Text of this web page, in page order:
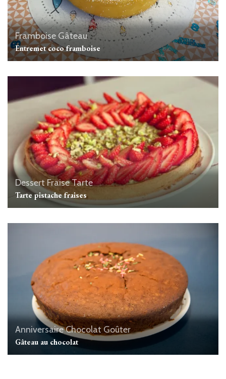
Framboise Gâteau
Entremet coco framboise
Dessert FraiseTarte
Tarte pistache fraises
AnniversaireChocolat Goûter
Gâteau au chocolat